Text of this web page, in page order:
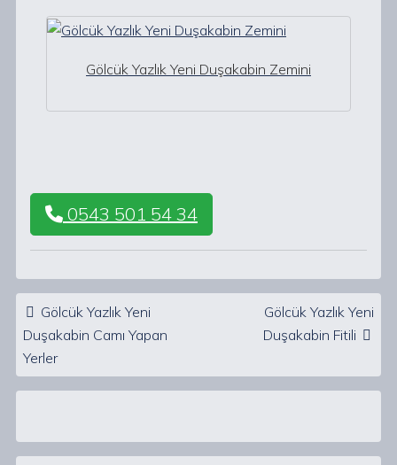
Gölcük Yazlık Yeni Duşakabin Zemini
0543 501 54 34
Post navigation
Gölcük Yazlık Yeni
Duşakabin Camı Yapan
Yerler
Gölcük Yazlık Yeni
Duşakabin Fitili